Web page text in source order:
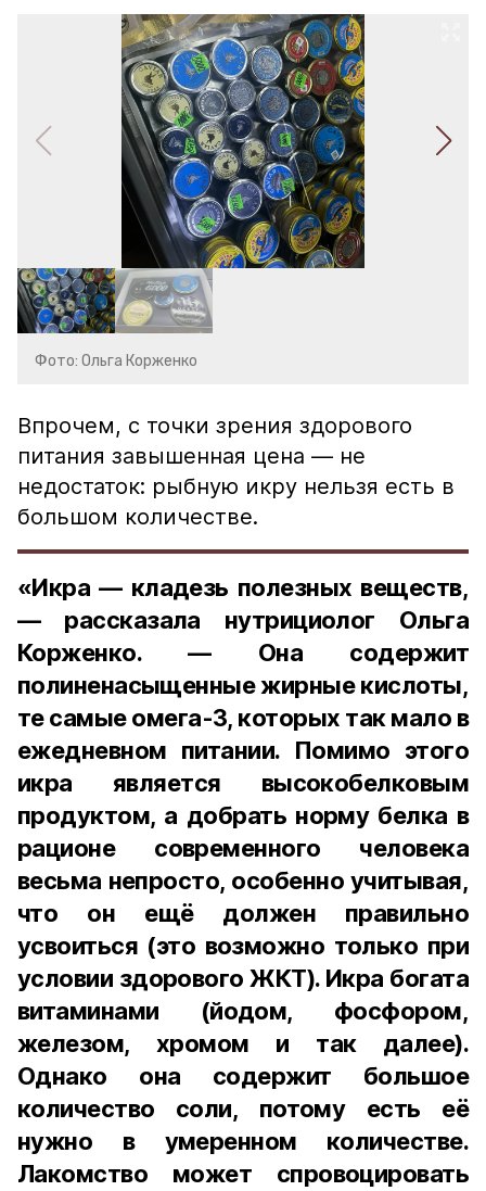
Фото: Ольга Корженко
Впрочем, с точки зрения здорового
питания завышенная цена — не
недостаток: рыбную икру нельзя есть в
большом количестве.
«Икра — кладезь полезных веществ,
— рассказала нутрициолог Ольга
Корженко. — Она содержит
полиненасыщенные жирные кислоты,
те самые омега-3, которых так мало в
ежедневном питании. Помимо этого
икра является высокобелковым
продуктом, а добрать норму белка в
рационе современного человека
весьма непросто, особенно учитывая,
что он ещё должен правильно
усвоиться (это возможно только при
условии здорового ЖКТ). Икра богата
витаминами (йодом, фосфором,
железом, хромом и так далее).
Однако она содержит большое
количество соли, потому есть её
нужно в умеренном количестве.
Лакомство может спровоцировать